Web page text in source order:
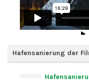
Hafensanierung der